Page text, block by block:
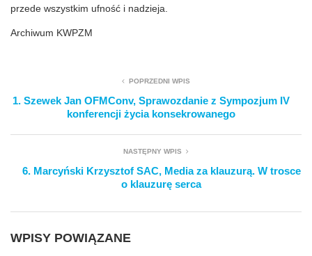
przede wszystkim ufność i nadzieja.
Archiwum KWPZM
POPRZEDNI WPIS
1. Szewek Jan OFMConv, Sprawozdanie z Sympozjum IV
konferencji życia konsekrowanego
NASTĘPNY WPIS
6. Marcyński Krzysztof SAC, Media za klauzurą. W trosce
o klauzurę serca
WPISY POWIĄZANE